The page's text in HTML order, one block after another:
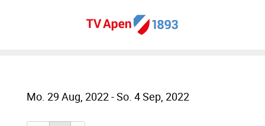
Mo. 29 Aug, 2022 - So. 4 Sep, 2022